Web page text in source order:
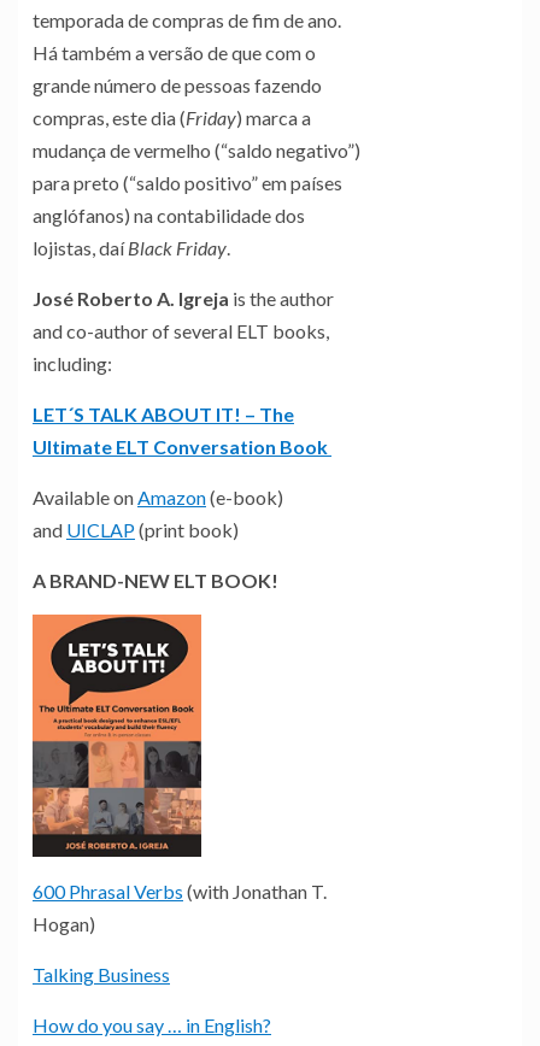
temporada de compras de fim de ano.
Há também a versão de que com o
grande número de pessoas fazendo
compras, este dia (Friday) marca a
mudança de vermelho (“saldo negativo”)
para preto (“saldo positivo” em países
anglófanos) na contabilidade dos
lojistas, daíBlack Friday.
José Roberto A. Igreja is the author
and co-author of several ELT books,
including:
LET´S TALK ABOUT IT! – The
Ultimate ELT Conversation Book
Available onAmazon(e-book)
and UICLAP(print book)
A BRAND-NEW ELT BOOK!
600 Phrasal Verbs (with Jonathan T.
Hogan)
Talking Business
How do you say … in English?